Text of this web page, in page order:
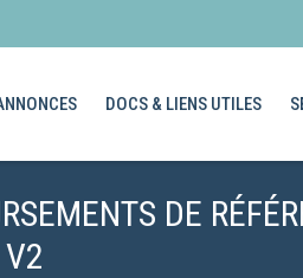
DOCS & LIENS UTILES
DE